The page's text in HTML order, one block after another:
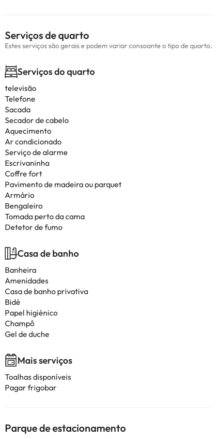
Serviços de quarto
Estes serviços são gerais e podem variar consoante o tipo de quarto.
Serviços do quarto
televisão
Telefone
Sacada
Secador de cabelo
Aquecimento
Ar condicionado
Serviço de alarme
Escrivaninha
Coffre fort
Pavimento de madeira ou parquet
Armário
Bengaleiro
Tomada perto da cama
Detetor de fumo
Casa de banho
Banheira
Amenidades
Casa de banho privativa
Bidé
Papel higiénico
Champô
Gel de duche
Mais serviços
Toalhas disponíveis
Pagar frigobar
Parque de estacionamento